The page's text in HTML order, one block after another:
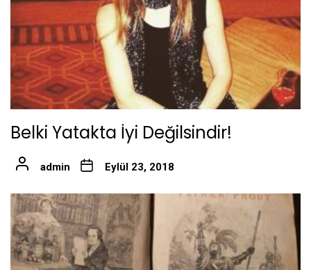
Belki Yatakta İyi Değilsindir!
admin Eylül 23, 2018